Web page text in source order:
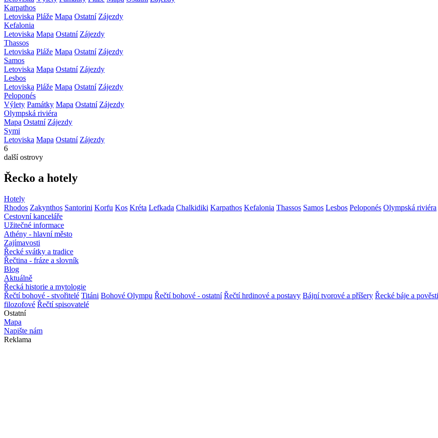
Karpathos
Letoviska Pláže Mapa Ostatní Zájezdy
Kefalonia
Letoviska Mapa Ostatní Zájezdy
Thassos
Letoviska Pláže Mapa Ostatní Zájezdy
Samos
Letoviska Mapa Ostatní Zájezdy
Lesbos
Letoviska Pláže Mapa Ostatní Zájezdy
Peloponés
Výlety Památky Mapa Ostatní Zájezdy
Olympská riviéra
Mapa Ostatní Zájezdy
Symi
Letoviska Mapa Ostatní Zájezdy
6
další ostrovy
Řecko a hotely
Hotely
Rhodos Zakynthos Santorini Korfu Kos Kréta Lefkada Chalkidiki Karpathos Kefalonia Thassos Samos Lesbos Peloponés Olympská riviéra
Cestovní kanceláře
Užitečné informace
Athény - hlavní město
Zajímavosti
Řecké svátky a tradice
Řečtina - fráze a slovník
Blog
Aktuálně
Řecká historie a mytologie
Řečtí bohové - stvořitelé Titáni Bohové Olympu Řečtí bohové - ostatní Řečtí hrdinové a postavy Bájní tvorové a příšery Řecké báje a pověsti
filozofové Řečtí spisovatelé
Ostatní
Mapa
Napište nám
Reklama